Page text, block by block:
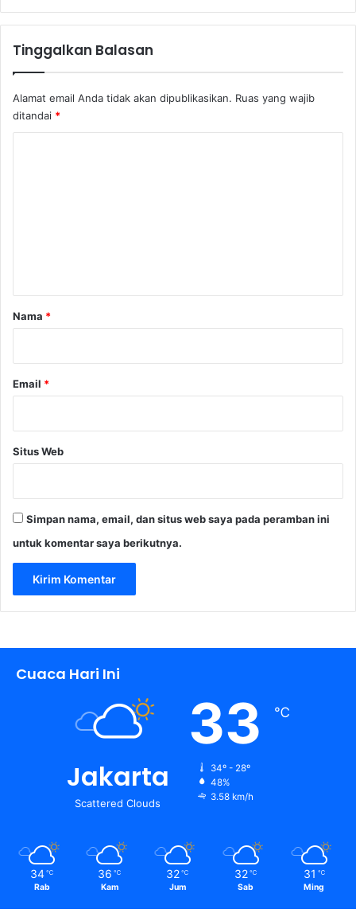
Tinggalkan Balasan
Alamat email Anda tidak akan dipublikasikan. Ruas yang wajib
ditandai *
rNama *
Email *
Situs Web
Simpan nama, email, dan situs web saya pada peramban ini
untuk komentar saya berikutnya.
Cuaca Hari Ini
Jakarta
Scattered Clouds
33 ℃
34º - 28º
48%
3.58 km/h
34 ℃
Rab
36 ℃
Kam
32 ℃
Jum
32 ℃
Sab
31 ℃
Ming